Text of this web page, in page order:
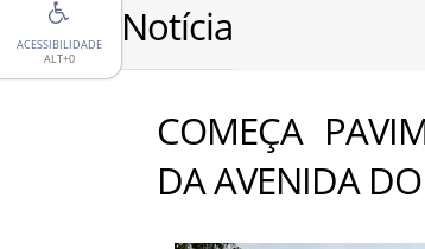
ACESSIBILIDADE
ALT+0
Notícia
COMEÇA
DA AVENIDA